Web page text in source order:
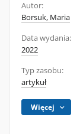
Autor:
Borsuk, Maria
Data wydania:
2022
Typ zasobu:
artykuł
Więcej